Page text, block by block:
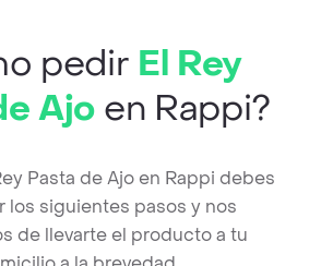
pedir El Rey
Ajo en Rappi?
Pasta de Ajo en Rappi debes
los siguientes pasos y nos
de llevarte el producto a tu